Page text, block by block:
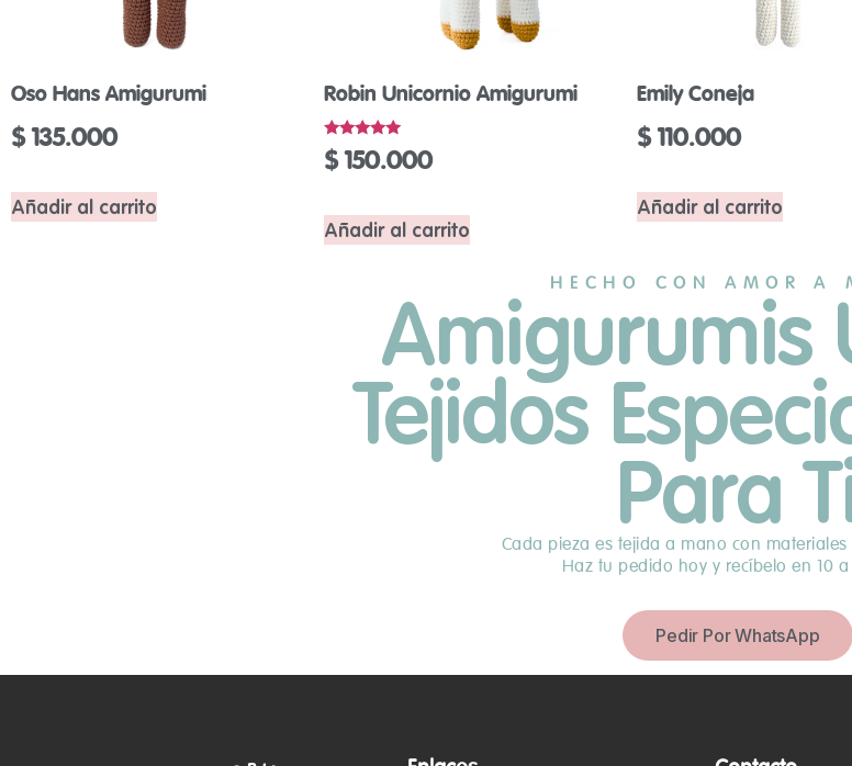
Oso Hans Amigurumi
$135.000
Añadir al carrito
Robin Unicornio Amigurumi
Valorado
con
$150.000
Añadir al carrito
Emily Coneja
$110.000
Añadir al carrito
HECHO CON AMOR A
Amigurumis
Tejidos
Para
Cada pieza es tejida a mano con
Haz tu pedido hoy y recíbelo en 10 a
Pedir Por WhatsApp